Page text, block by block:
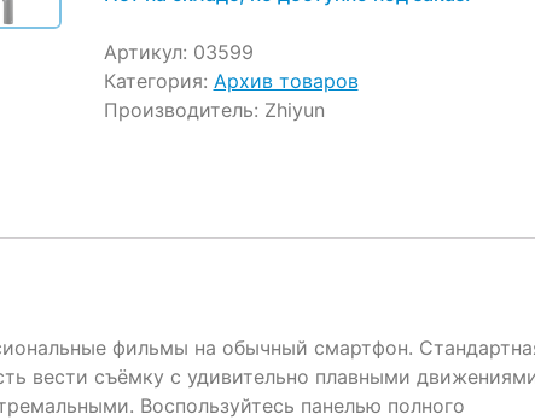
Артикул: 03599
Категория: Архив товаров
Производитель: Zhiyun
фильмы на обычный смартфон.
вести съёмку с удивительно плавными
Воспользуйтесь панелью полного